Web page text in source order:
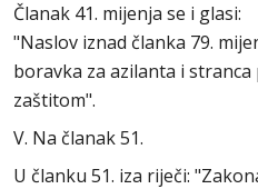
Članak 41. mijenja se i glasi:
"Naslov iznad članka 79.
boravka za azilanta i
zaštitom".
V. Na članak 51.
U članku 51. iza riječi: